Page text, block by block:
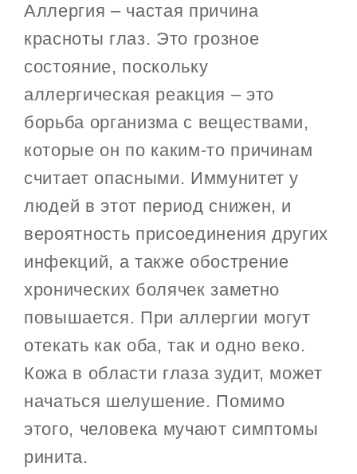
Аллергия – частая причина
красноты глаз. Это грозное
состояние, поскольку
аллергическая реакция – это
борьба организма с веществами,
которые он по каким-то причинам
считает опасными. Иммунитет у
людей в этот период снижен, и
вероятность присоединения других
инфекций, а также обострение
хронических болячек заметно
повышается. При аллергии могут
отекать как оба, так и одно веко.
Кожа в области глаза зудит, может
начаться шелушение. Помимо
этого, человека мучают симптомы
ринита.